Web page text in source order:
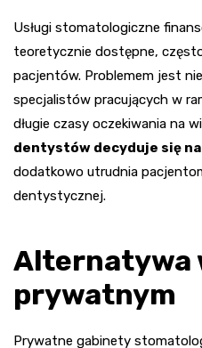
Usługi stomatologiczne
teoretycznie dostępne,
pacjentów. Problemem jest
specjalistów pracujących w
długie czasy oczekiwania na
dentystów decyduje się na
dodatkowo utrudnia
dentystycznej.
Alternatywa
prywatnym
Prywatne gabinety